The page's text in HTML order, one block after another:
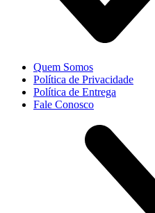
Quem Somos
Política de Privacidade
Política de Entrega
Fale Conosco